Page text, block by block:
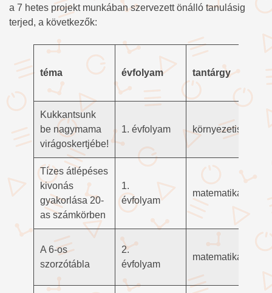
a 7 hetes projekt munkában szervezett önálló tanulásig
terjed, a következők:
téma évfolyam tantárgy
Kukkantsunk
be nagymama
virágoskertjébe!
1. évfolyam környezetismeret
Tízes átlépéses
kivonás
gyakorlása 20-
as számkörben
1.
évfolyam
matematika
A 6-os
szorzótábla
2.
évfolyam
matematika